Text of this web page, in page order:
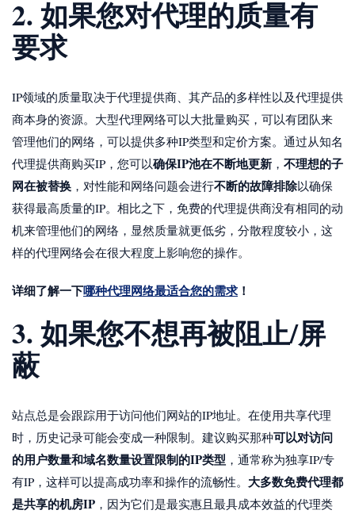
2. 如果您对代理的质量有
要求
IP领域的质量取决于代理提供商、其产品的多样性以及代理提供
商本身的资源。大型代理网络可以大批量购买，可以有团队来
管理他们的网络，可以提供多种IP类型和定价方案。通过从知名
代理提供商购买IP，您可以确保IP池在不断地更新 ， 不理想的子
网在被替换 ，对性能和网络问题会进行不断的故障排除以确保
获得最高质量的IP。相比之下，免费的代理提供商没有相同的动
机来管理他们的网络，显然质量就更低劣，分散程度较小，这
样的代理网络会在很大程度上影响您的操作。
详细了解一下哪种代理网络最适合您的需求！
3. 如果您不想再被阻止/屏
蔽
站点总是会跟踪用于访问他们网站的IP地址。在使用共享代理
时，历史记录可能会变成一种限制。建议购买那种可以对访问
的用户数量和域名数量设置限制的IP类型 ，通常称为独享IP/专
有IP，这样可以提高成功率和操作的流畅性。 大多数免费代理都
是共享的机房IP ，因为它们是最实惠且最具成本效益的代理类